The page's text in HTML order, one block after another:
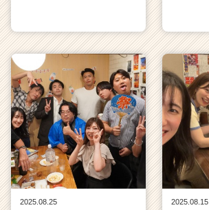
2025.08.25
2025.08.15